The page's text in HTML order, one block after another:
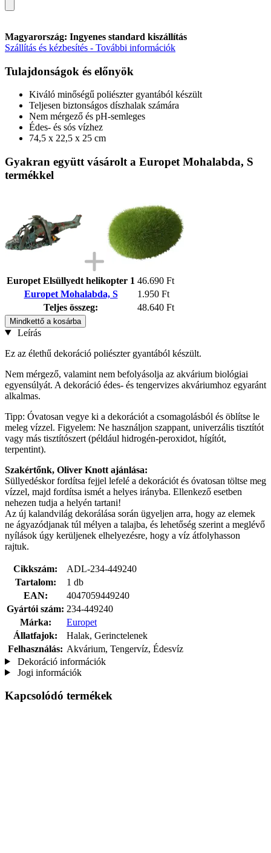
Magyarország: Ingyenes standard kiszállítás
Szállítás és kézbesítés - További információk
Tulajdonságok és előnyök
Kiváló minőségű poliészter gyantából készült
Teljesen biztonságos díszhalak számára
Nem mérgező és pH-semleges
Édes- és sós vízhez
74,5 x 22,5 x 25 cm
Gyakran együtt vásárolt a Europet Mohalabda, S
termékkel
Europet Elsüllyedt helikopter 1 46.690 Ft
Europet Mohalabda, S
1.950 Ft
Teljes összeg:
48.640 Ft
Mindkettő a kosárba
Leírás
Ez az élethű dekoráció poliészter gyantából készült.
Nem mérgező, valamint nem befolyásolja az akvárium biológiai
egyensúlyát. A dekoráció édes- és tengervizes akváriumhoz egyaránt
alkalmas.
Tipp: Óvatosan vegye ki a dekorációt a csomagolásból és öblítse le
meleg vízzel. Figyelem: Ne használjon szappant, univerzális tisztítót
vagy más tisztítószert (például hidrogén-peroxidot, hígítót,
terpentint).
Szakértőnk, Oliver Knott ajánlása:
Süllyedéskor fordítsa fejjel lefelé a dekorációt és óvatosan töltse meg
vízzel, majd fordítsa ismét a helyes irányba. Ellenkező esetben
nehezen tudja a helyén tartani!
Az új kalandvilág dekorálása során ügyeljen arra, hogy az elemek
ne ágyazódjanak túl mélyen a talajba, és lehetőség szerint a meglévő
nyílások úgy kerüljenek elhelyezésre, hogy a víz átfolyhasson
rajtuk.
Cikkszám:
ADL-234-449240
Tartalom:
1 db
EAN:
4047059449240
Gyártói szám: 234-449240
Márka:
Europet
Állatfajok:
Halak, Gerinctelenek
Felhasználás: Akvárium, Tengervíz, Édesvíz
Dekoráció információk
Jogi információk
Kapcsolódó termékek